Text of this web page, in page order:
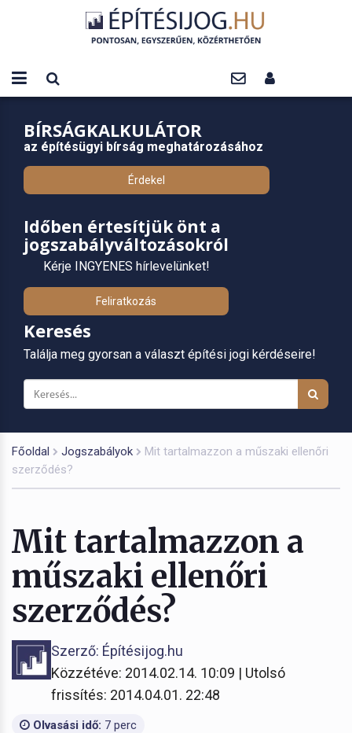
BÍRSÁGKALKULÁTOR
az építésügyi bírság meghatározásához
Érdekel
Időben értesítjük önt a
jogszabályváltozásokról
Kérje INGYENES hírlevelünket!
Feliratkozás
Keresés
Találja meg gyorsan a választ építési jogi kérdéseire!
Főoldal Jogszabályok
Mit tartalmazzon a műszaki ellenőri
szerződés?
Mit tartalmazzon a
műszaki ellenőri
szerződés?
Szerző: Építésijog.hu
Közzétéve: 2014.02.14. 10:09 | Utolsó
frissítés: 2014.04.01. 22:48
Olvasási idő: 7 perc